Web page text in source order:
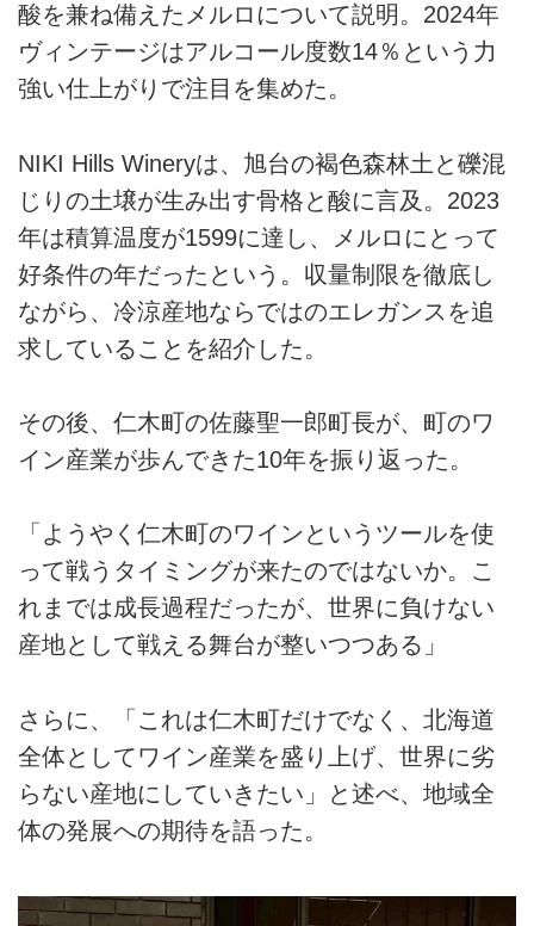
酸を兼ね備えたメルロについて説明。2024年
ヴィンテージはアルコール度数14％という力
強い仕上がりで注目を集めた。
NIKI Hills Wineryは、旭台の褐色森林土と礫混
じりの土壌が生み出す骨格と酸に言及。2023
年は積算温度が1599に達し、メルロにとって
好条件の年だったという。収量制限を徹底し
ながら、冷涼産地ならではのエレガンスを追
求していることを紹介した。
その後、仁木町の佐藤聖一郎町長が、町のワ
イン産業が歩んできた10年を振り返った。
「ようやく仁木町のワインというツールを使
って戦うタイミングが来たのではないか。こ
れまでは成長過程だったが、世界に負けない
産地として戦える舞台が整いつつある」
さらに、「これは仁木町だけでなく、北海道
全体としてワイン産業を盛り上げ、世界に劣
らない産地にしていきたい」と述べ、地域全
体の発展への期待を語った。